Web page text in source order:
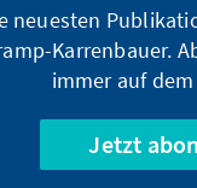
neuesten
Karrenbauer.
immer auf
Jetzt